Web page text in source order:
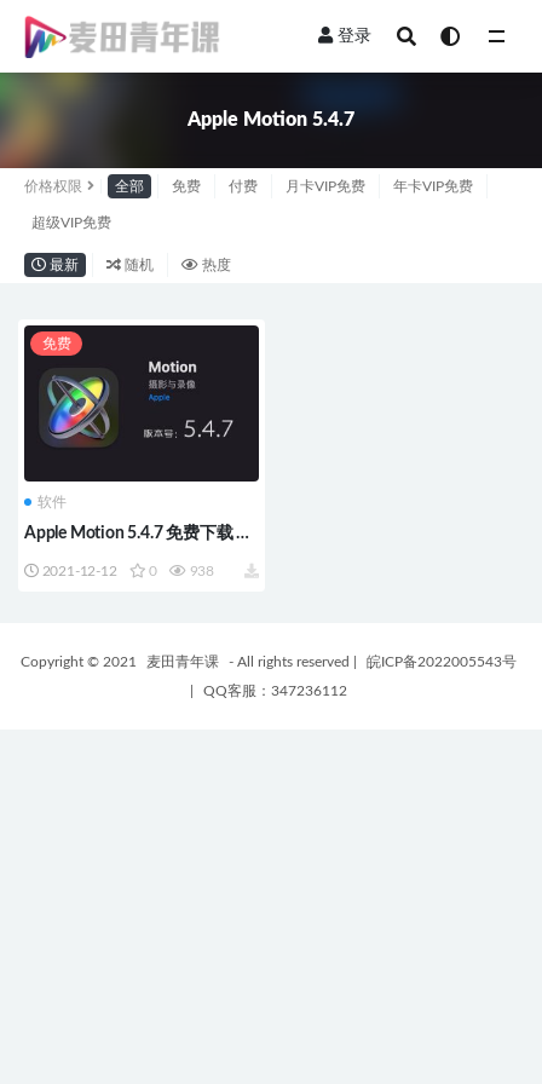
登录
Apple Motion 5.4.7
价格权限 全部 免费 付费 月卡VIP免费 年卡VIP免费
超级VIP免费
最新 随机 热度
免费
软件
Apple Motion 5.4.7 免费下载 中
2021-12-12 0 938
Copyright © 2021 麦田青年课 - All rights reserved
皖ICP备2022005543号
QQ客服：347236112